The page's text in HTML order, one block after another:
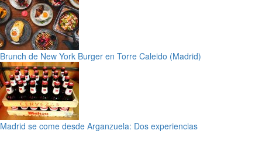
Brunch de New York Burger en Torre Caleido (Madrid)
Madrid se come desde Arganzuela: Dos experiencias